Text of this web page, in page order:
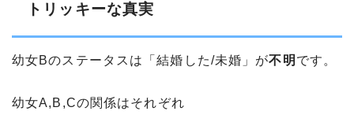
トリッキーな真実
幼女Bのステータスは「結婚した/未婚」が不明 です。
幼女A,B,Cの関係はそれぞれ